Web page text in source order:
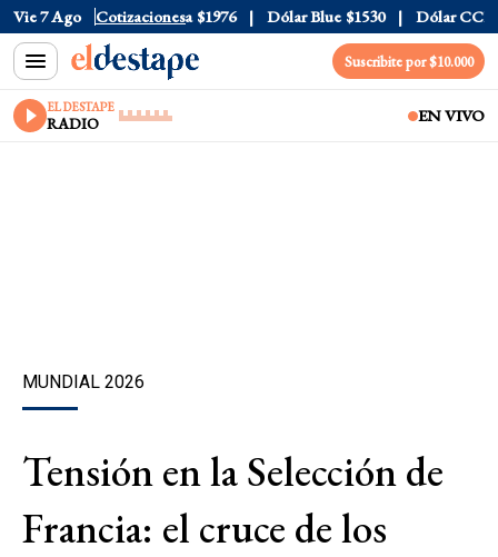
Vie 7 Ago Cotizaciones
$1520 Dólar Tarjeta $1976 Dólar Blue $1530 Dólar CCL
Suscribite por $10.000
EL DESTAPE
RADIO EN VIVO
MUNDIAL 2026
Tensión en la Selección de
Francia: el cruce de los